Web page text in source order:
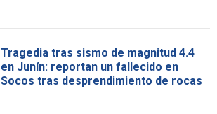
Tragedia tras sismo de magnitud 4.4
en Junín: reportan un fallecido en
Socos tras desprendimiento de rocas